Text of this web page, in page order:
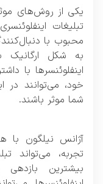
یکی از روش‌های موثر
تبلیغات
محبوب با
به شکل ارگانیک
اینفلوئنسرها با
خود، می‌توانند در
شما موثر باشند.
آژانس نیلگون با
تجربه، می‌تواند
بیشترین